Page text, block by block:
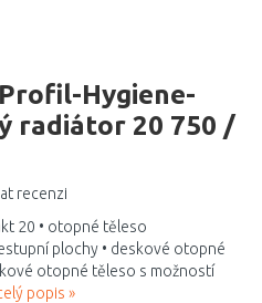
Hygiene-
radiátor 20 750 /
recenzi
20 • otopné těleso
plochy • deskové otopné
otopné těleso s možností
popis »